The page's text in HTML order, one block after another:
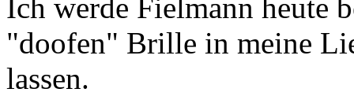
Ich werde Fielmann heute
"doofen" Brille in meine
lassen.